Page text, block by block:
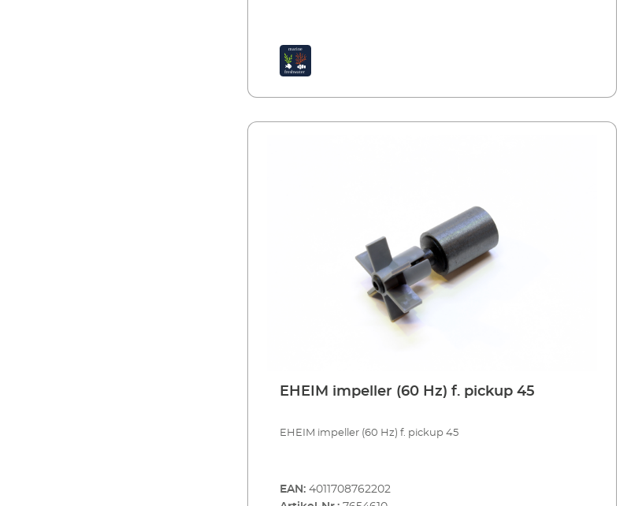
EHEIM impeller (60 Hz) f. pickup 45
EHEIM impeller (60 Hz) f. pickup 45
EAN: 4011708762202